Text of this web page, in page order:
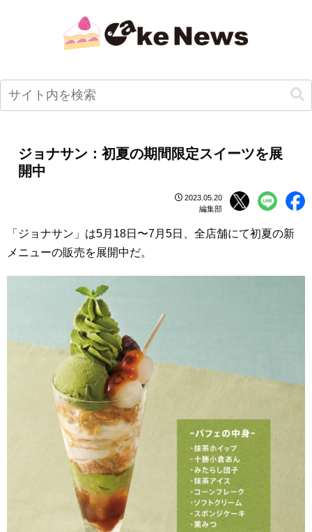
ジョナサン：初夏の期間限定スイーツを展
開中
2023.05.20
編集部
「ジョナサン」は5月18日〜7月5日、全店舗にて初夏の新
メニューの販売を展開中だ。